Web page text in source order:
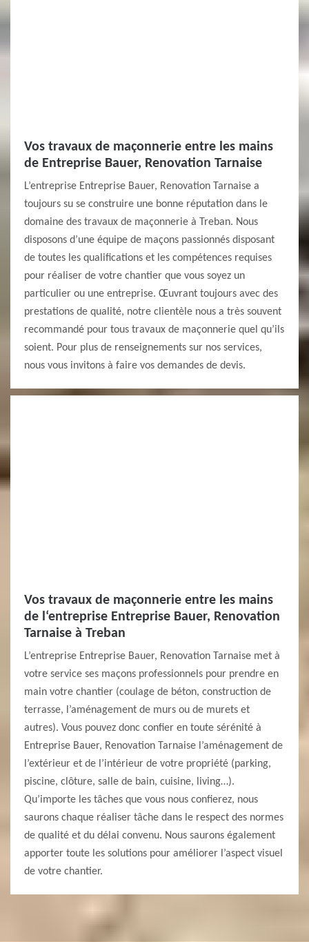
Vos travaux de maçonnerie entre les mains
de Entreprise Bauer, Renovation Tarnaise
L’entreprise Entreprise Bauer, Renovation Tarnaise a
toujours su se construire une bonne réputation dans le
domaine des travaux de maçonnerie à Treban. Nous
disposons d’une équipe de maçons passionnés disposant
de toutes les qualifications et les compétences requises
pour réaliser de votre chantier que vous soyez un
particulier ou une entreprise. Œuvrant toujours avec des
prestations de qualité, notre clientèle nous a très souvent
recommandé pour tous travaux de maçonnerie quel qu’ils
soient. Pour plus de renseignements sur nos services,
nous vous invitons à faire vos demandes de devis.
Vos travaux de maçonnerie entre les mains
de l‘entreprise Entreprise Bauer, Renovation
Tarnaise à Treban
L’entreprise Entreprise Bauer, Renovation Tarnaise met à
votre service ses maçons professionnels pour prendre en
main votre chantier (coulage de béton, construction de
terrasse, l’aménagement de murs ou de murets et
autres). Vous pouvez donc confier en toute sérénité à
Entreprise Bauer, Renovation Tarnaise l’aménagement de
l’extérieur et de l’intérieur de votre propriété (parking,
piscine, clôture, salle de bain, cuisine, living…).
Qu’importe les tâches que vous nous confierez, nous
saurons chaque réaliser tâche dans le respect des normes
de qualité et du délai convenu. Nous saurons également
apporter toute les solutions pour améliorer l’aspect visuel
de votre chantier.